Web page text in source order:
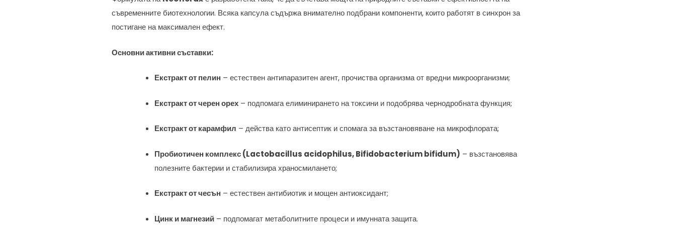
съвременните биотехнологии. Всяка капсула съдържа внимателно подбрани компоненти, които работят в синхрон за
постигане на максимален ефект.
Основни активни съставки:
Екстракт от пелин – естествен антипаразитен агент, прочиства организма от вредни микроорганизми;
Екстракт от черен орех – подпомага елиминирането на токсини и подобрява чернодробната функция;
Екстракт от карамфил – действа като антисептик и спомага за възстановяване на микрофлората;
Пробиотичен комплекс (Lactobacillus acidophilus, Bifidobacterium bifidum) – възстановява
полезните бактерии и стабилизира храносмилането;
Екстракт от чесън – естествен антибиотик и мощен антиоксидант;
Цинк и магнезий – подпомагат метаболитните процеси и имунната защита.